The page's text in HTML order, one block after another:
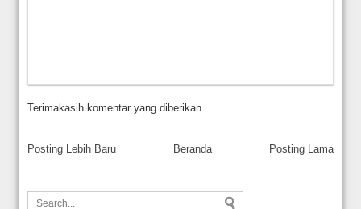
Terimakasih komentar yang diberikan
Posting Lebih Baru Posting Lama
Beranda